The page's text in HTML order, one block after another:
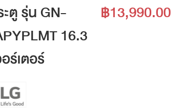
ตู รุ่น GN-
16.3
ร์เตอร์
฿13,990.00